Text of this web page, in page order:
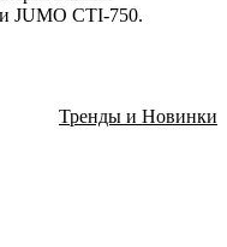
JUMO CTI-750.
Тренды и Новинки